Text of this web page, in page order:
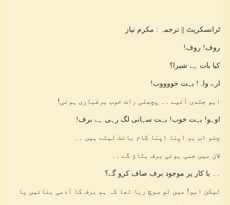
ٹرانسکرپٹ || ترجمہ : مکرم نیاز
روف! روف!
کیا بات ہے شیرا؟
ارے واہ! بہت خووووب!
ابو جلدی آئیے ۔۔ پچھلی رات خوب برفباری ہوئی!
اوہو! بہت خوب! بہت سہانی لگ رہی ہے برف!
چلو اب ہم اپنا اپنا کام بانٹ لیتے ہیں ۔۔
لان میں جمی ہوئی برف ہٹاؤ گے ۔۔
۔۔ یا کار پر موجود برف صاف کرو گے؟
لیکن ابو! میں تو سوچ رہا تھا کہ ہم برف کا آدمی بنائیں یا